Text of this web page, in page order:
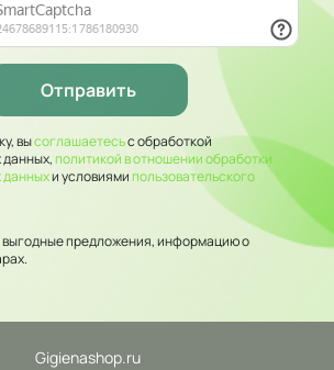
высоглашаетесьс обработкой
политикой в отношении обработки
данныхи условиямипользовательского
выгодные предложения, информацию о
Gigienashop.ru